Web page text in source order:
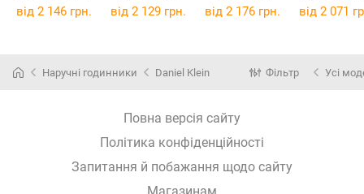
від 2 146 грн. від 2 129 грн. від 2 176 грн. від 2 071
Наручні годинники Daniel Klein Фільтр Усі
Повна версія сайту
Політика конфіденційності
Запитання й побажання щодо сайту